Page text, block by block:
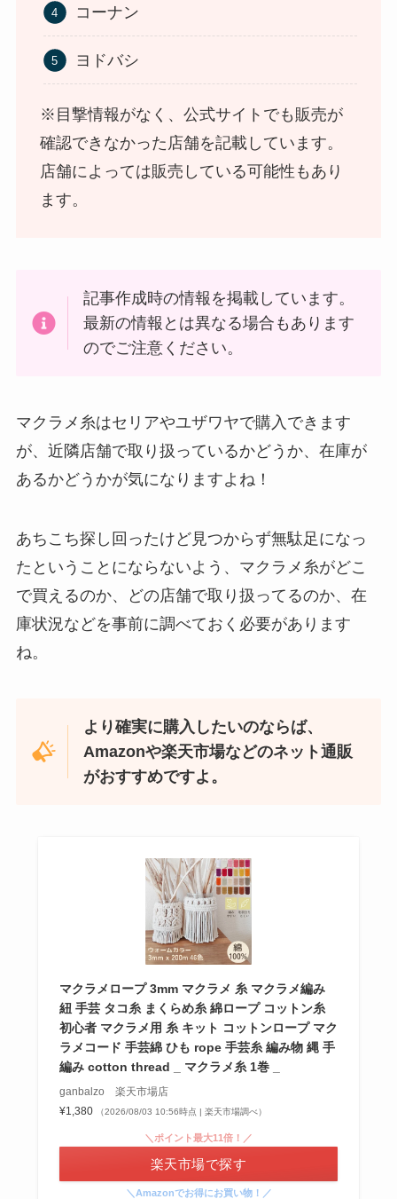
LANケーブルはどこで買える？ドンキや100均に売
忍者めし鉄の鎧はどこに売ってる？セブン・ロー
ソンなどのコンビニで買える！
シャチハタはどこに売ってる？100均やロフトで買
える！
あずきバーこしあんはどこで売ってる？コンビニ
コーナン
ヨドバシ
※目撃情報がなく、公式サイトでも販売が
確認できなかった店舗を記載しています。
店舗によっては販売している可能性もあり
ます。
記事作成時の情報を掲載しています。
最新の情報とは異なる場合もあります
のでご注意ください。
マクラメ糸はセリアやユザワヤで購入できます
が、近隣店舗で取り扱っているかどうか、在庫が
あるかどうかが気になりますよね！
あちこち探し回ったけど見つからず無駄足になっ
たということにならないよう、マクラメ糸がどこ
で買えるのか、どの店舗で取り扱ってるのか、在
庫状況などを事前に調べておく必要があります
ね。
より確実に購入したいのならば、
Amazonや楽天市場などのネット通販
がおすすめですよ。
マクラメロープ 3mm マクラメ 糸 マクラメ編み
紐 手芸 タコ糸 まくらめ糸 綿ロープ コットン糸
初心者 マクラメ用 糸 キット コットンロープ マク
ラメコード 手芸綿 ひも rope 手芸糸 編み物 縄 手
編み cotton thread _ マクラメ糸 1巻 _
ganbalzo 楽天市場店
¥1,380
（2026/08/03 10:56時点 | 楽天市場調べ）
＼ポイント最大11倍！／
楽天市場で探す
＼Amazonでお得にお買い物！／